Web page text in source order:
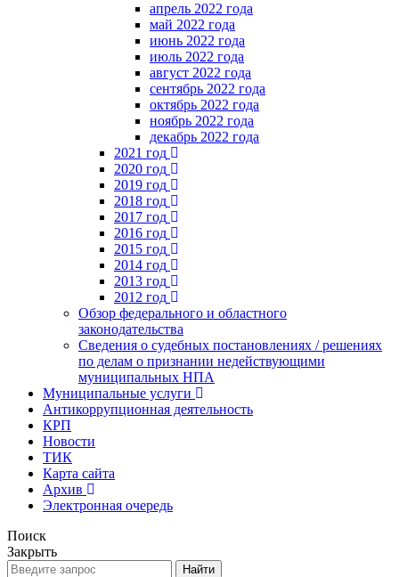
апрель 2022 года
май 2022 года
июнь 2022 года
июль 2022 года
август 2022 года
сентябрь 2022 года
октябрь 2022 года
ноябрь 2022 года
декабрь 2022 года
2021 год
2020 год
2019 год
2018 год
2017 год
2016 год
2015 год
2014 год
2013 год
2012 год
Обзор федерального и областного
законодательства
Сведения о судебных постановлениях / решениях
по делам о признании недействующими
муниципальных НПА
Муниципальные услуги
Антикоррупционная деятельность
КРП
Новости
ТИК
Карта сайта
Архив
Электронная очередь
Поиск
Закрыть
Найти